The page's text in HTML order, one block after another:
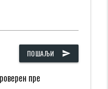
ПОШАЉИ send
пре